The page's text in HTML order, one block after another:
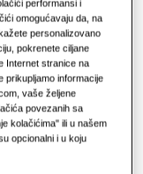
performansi i
omogućavaju da, na
personalizovano
pokrenete ciljane
Internet stranice na
prikupljamo informacije
vaše željene
povezanih sa
kolačićima" ili u našem
opcionalni i u koju